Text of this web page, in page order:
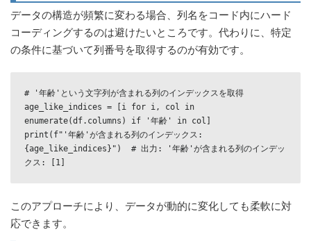
データの構造が頻繁に変わる場合、列名をコード内にハード
コーディングするのは避けたいところです。代わりに、特定
の条件に基づいて列番号を取得するのが有効です。
# '年齢'という文字列が含まれる列のインデックスを取得
age_like_indices = [i for i, col in
enumerate(df.columns) if '年齢' in col]
print(f"'年齢'が含まれる列のインデックス:
{age_like_indices}")  # 出力: '年齢'が含まれる列のインデッ
このアプローチにより、データが動的に変化しても柔軟に対
応できます。